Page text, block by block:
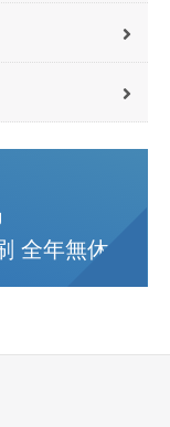
全年無休